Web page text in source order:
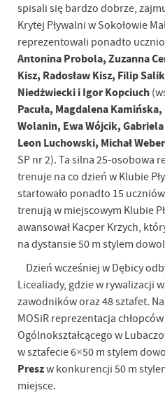
spisali się bardzo dobrze,
Krytej Pływalni w Sokołowie
reprezentowali ponadto
Antonina Probola, Zuzanna
Kisz, Radosław Kisz, Filip
Niedżwiecki i Igor Kopciuch
Pacuła, Magdalena
Wolanin, Ewa Wójcik,
Leon Luchowski, Michał
SP nr 2). Ta silna 25-osobowa
trenuje na co dzień w Klubie
startowało ponadto 15
trenują w miejscowym Klubie
awansował Kacper Krzych,
na dystansie 50 m stylem
Dzień wcześniej w Dębicy
Licealiady, gdzie w rywalizacji
zawodników oraz 48 sztafet.
MOSiR reprezentacja
Ogólnokształcącego w
w sztafecie 6×50 m stylem
Preszw konkurencji 50 m
miejsce.